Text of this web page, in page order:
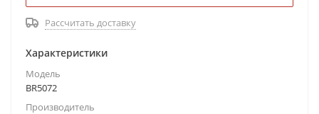
Рассчитать доставку
Характеристики
Модель
BR5072
Производитель